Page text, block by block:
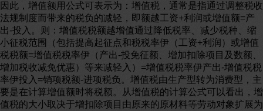
因此，增值额用公式可表示为：增值税，通常是指通过调整税收
法规制度而带来的税负的减轻，即额越工资+利润或增值额=产
出-投入。则：增值税税额越增值通过降低税率、减少税种、缩
小征税范围（包括提高起征点和税税率伊（工资+利润）或增值
税税额=增值税税率伊（产出-投免征额、增加扣除项目及数额、
增加税收减免优惠）等来减轻入）=增值税税率伊产出-增值税税
率伊投入=销项税额-进项税负。增值税由生产型转为消费型，主
要是在计算增值额时将税额。从增值税的计算公式可以看出，增
值税的大小取决于增扣除项目由原来的原材料等劳动对象扩展为